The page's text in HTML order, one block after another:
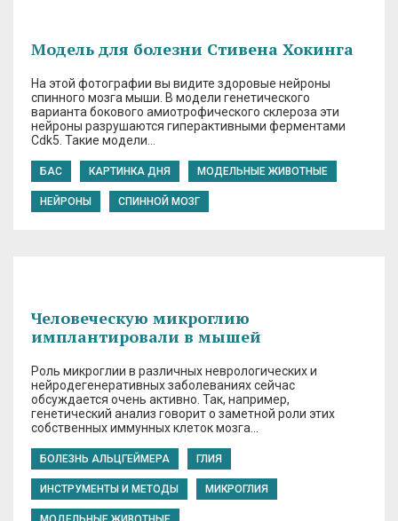
Модель для болезни Стивена Хокинга
На этой фотографии вы видите здоровые нейроны
спинного мозга мыши. В модели генетического
варианта бокового амиотрофического склероза эти
нейроны разрушаются гиперактивными ферментами
Cdk5. Такие модели…
БАС КАРТИНКА ДНЯ МОДЕЛЬНЫЕ ЖИВОТНЫЕ
НЕЙРОНЫ СПИННОЙ МОЗГ
Человеческую микроглию
имплантировали в мышей
Роль микроглии в различных неврологических и
нейродегенеративных заболеваниях сейчас
обсуждается очень активно. Так, например,
генетический анализ говорит о заметной роли этих
собственных иммунных клеток мозга…
БОЛЕЗНЬ АЛЬЦГЕЙМЕРА ГЛИЯ
ИНСТРУМЕНТЫ И МЕТОДЫ МИКРОГЛИЯ